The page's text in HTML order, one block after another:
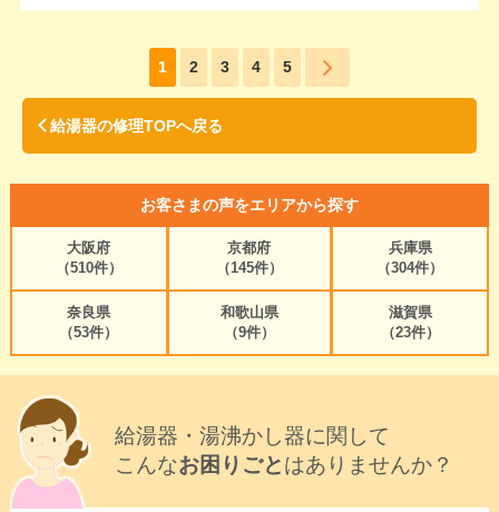
1 2 3 4 5
給湯器の修理TOPへ戻る
お客さまの声をエリアから探す
大阪府
（510件）
京都府
（145件）
兵庫県
（304件）
奈良県
（53件）
和歌山県
（9件）
滋賀県
（23件）
給湯器・湯沸かし器に関して
こんなお困りごとはありませんか？